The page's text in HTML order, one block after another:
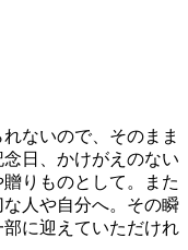
ないので、そのまま
日、かけがえのない
りものとして。また
人や自分へ。その瞬
に迎えていただけれ